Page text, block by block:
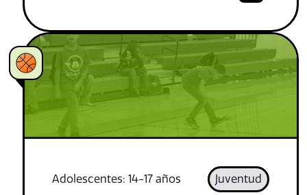
Adolescentes: 14-17 años Juventud